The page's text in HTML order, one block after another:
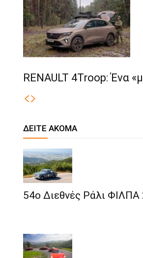
RENAULT 4Troop: Ένα
ΔΕΙΤΕ ΑΚΟΜΑ
54ο Διεθνές Ράλι ΦΙΛΠΑ